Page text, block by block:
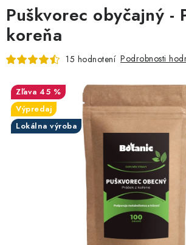
CIELE
POTRAVINY A NÁPOJE
ZLOŽKY
ŽENY
Puškvorec obyčajný -
koreňa
15 hodnotení Podrobnosti
45 %
Výpredaj
Lokálna výroba